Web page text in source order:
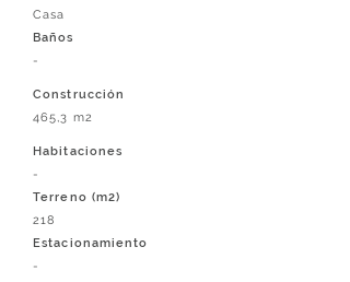
Casa
Baños
-
Construcción
465,3 m2
Habitaciones
-
Terreno (m2)
218
Estacionamiento
-